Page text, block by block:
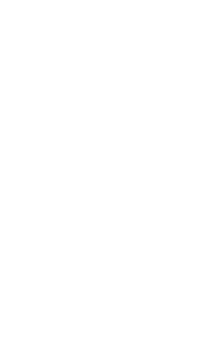
dem Veranstalter)